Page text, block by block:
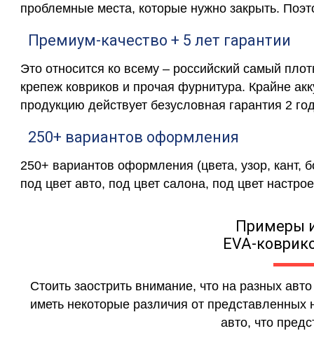
проблемные места, которые нужно закрыть.
Премиум-качество + 5 лет гарантии
Это относится ко всему – российский самый
крепеж ковриков и прочая фурнитура. Крайне
продукцию действует безусловная гарантия 2
250+ вариантов оформления
250+ вариантов оформления (цвета, узор, кант,
под цвет авто, под цвет салона, под цвет
Примеры
EVA-
Стоить заострить внимание, что на разных
иметь некоторые различия от
авто, что